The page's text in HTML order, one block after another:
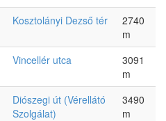
Kosztolányi Dezső tér
2740
m
Vincellér utca
3091
m
Diószegi út (Vérellátó
Szolgálat)
3490
m